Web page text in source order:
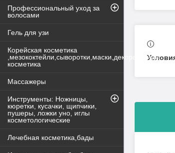
Профессиональный уход за
волосами
Гель для узи
Корейская косметика
,мезококтейли,сыворотки,маски,декоративная
косметика
Массажеры
Инструменты: Ножницы,
кюретки, кусачки, щипчики,
пушеры, ложки уно, иглы
косметологические
Лечебная косметика,бады